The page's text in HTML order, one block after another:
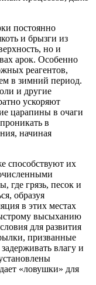
постоянно
и брызги из
но и
арок. Особенно
реагентов,
в зимний период.
и другие
ускоряют
царапины в очаги
в
начиная
способствуют их
где грязь, песок и
образуя
в этих местах
высыханию
для развития
призванные
влагу и
«ловушки» для